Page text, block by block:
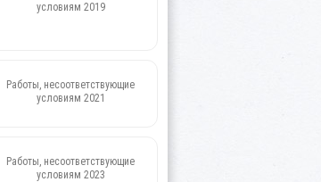
условиям 2019
Работы, несоответствующие
условиям 2021
Работы, несоответствующие
условиям 2023